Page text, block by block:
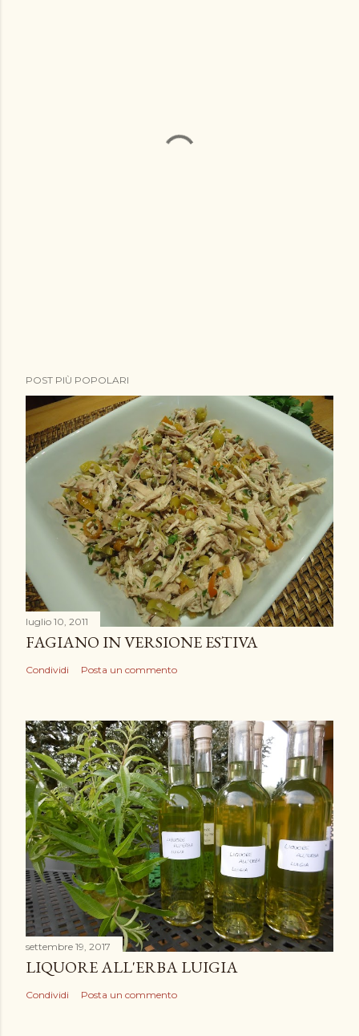
POST PIÙ POPOLARI
luglio 10, 2011
FAGIANO IN VERSIONE ESTIVA
Condividi Posta un commento
settembre 19, 2017
LIQUORE ALL'ERBA LUIGIA
Condividi Posta un commento